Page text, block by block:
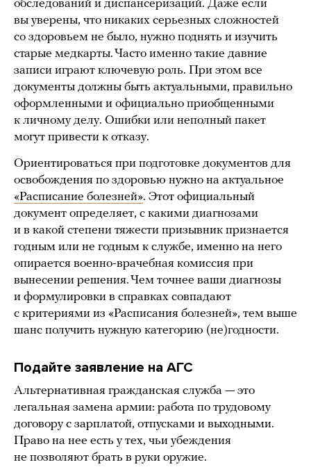
обследований и диспансеризаций. Даже если
вы уверены, что никаких серьезных сложностей
со здоровьем не было, нужно поднять и изучить
старые медкарты. Часто именно такие давние
записи играют ключевую роль. При этом все
документы должны быть актуальными, правильно
оформленными и официально приобщенными
к личному делу. Ошибки или неполный пакет
могут привести к отказу.
Ориентироваться при подготовке документов для
освобождения по здоровью нужно на актуальное
«Расписание болезней». Этот официальный
документ определяет, с какими диагнозами
и в какой степени тяжести призывник признается
годным или не годным к службе, именно на него
опирается военно-врачебная комиссия при
вынесении решения. Чем точнее ваши диагнозы
и формулировки в справках совпадают
с критериями из «Расписания болезней», тем выше
шанс получить нужную категорию (не)годности.
Подайте заявление на АГС
Альтернативная гражданская служба — это
легальная замена армии: работа по трудовому
договору с зарплатой, отпусками и выходными.
Право на нее есть у тех, чьи убеждения
не позволяют брать в руки оружие.